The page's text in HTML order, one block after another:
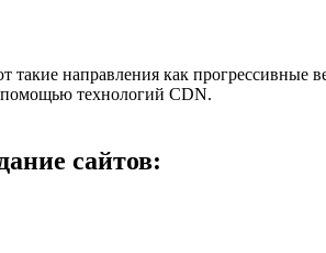
направления как
помощью технологий CDN.
сайтов: